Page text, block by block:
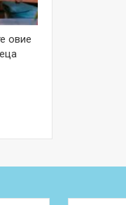
овие